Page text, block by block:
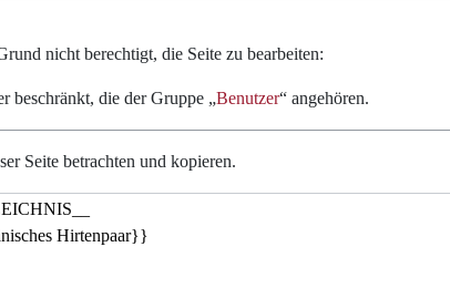
nicht berechtigt, die Seite zu bearbeiten:
beschränkt, die der Gruppe „Benutzer“ angehören.
Seite betrachten und kopieren.